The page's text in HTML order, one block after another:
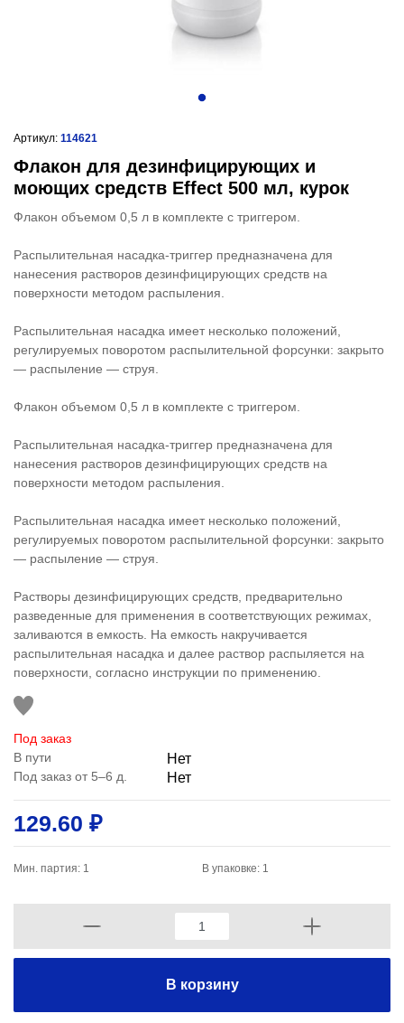
Артикул: 114621
Флакон для дезинфицирующих и
моющих средств Effect 500 мл, курок
Флакон объемом 0,5 л в комплекте с триггером.
Распылительная насадка-триггер предназначена для
нанесения растворов дезинфицирующих средств на
поверхности методом распыления.
Распылительная насадка имеет несколько положений,
регулируемых поворотом распылительной форсунки: закрыто
— распыление — струя.
Флакон объемом 0,5 л в комплекте с триггером.
Распылительная насадка-триггер предназначена для
нанесения растворов дезинфицирующих средств на
поверхности методом распыления.
Распылительная насадка имеет несколько положений,
регулируемых поворотом распылительной форсунки: закрыто
— распыление — струя.
Растворы дезинфицирующих средств, предварительно
разведенные для применения в соответствующих режимах,
заливаются в емкость. На емкость накручивается
распылительная насадка и далее раствор распыляется на
поверхности, согласно инструкции по применению.
Под заказ
В пути
Нет
Под заказ от 5–6 д. Нет
129.60 ₽
Мин. партия: 1 В упаковке: 1
В корзину